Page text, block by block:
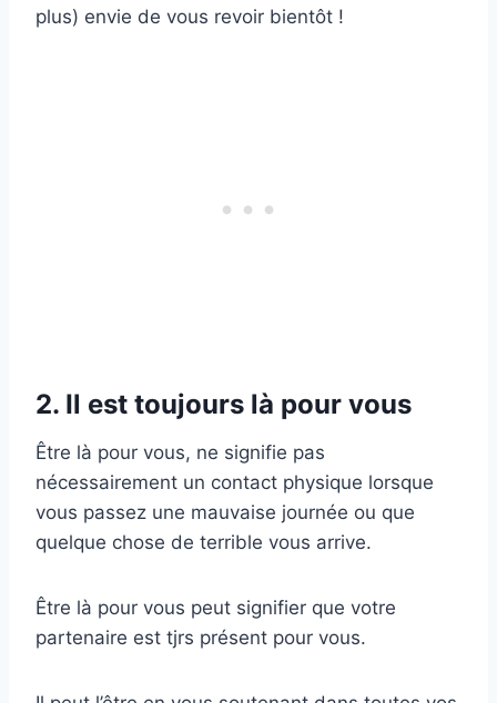
plus) envie de vous revoir bientôt !
2. Il est toujours là pour vous
Être là pour vous, ne signifie pas
nécessairement un contact physique lorsque
vous passez une mauvaise journée ou que
quelque chose de terrible vous arrive.
Être là pour vous peut signifier que votre
partenaire est tjrs présent pour vous.